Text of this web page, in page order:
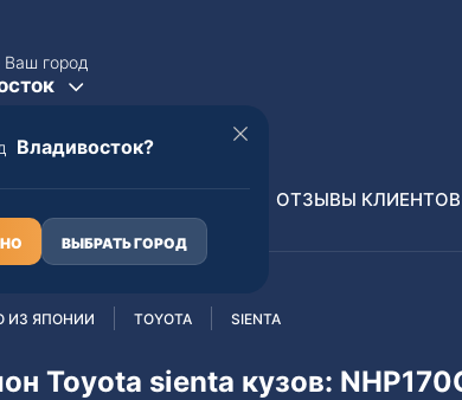
Ваш город
Владивосток?
ВЫБРАТЬ ГОРОД
ОТЗЫВЫ КЛИЕНТОВ
ИЗ ЯПОНИИ TOYOTA SIENTA
Toyota sienta кузов: